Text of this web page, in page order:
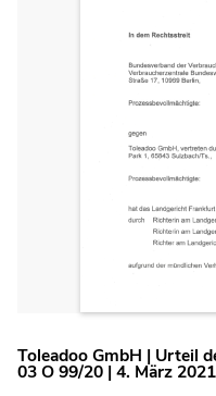
Toleadoo GmbH | Urteil
03 O 99/20 | 4. März 2021